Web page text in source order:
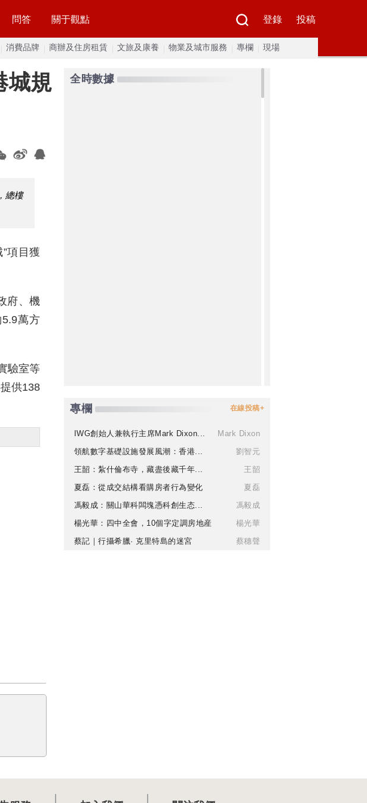
問答 關于觀點 登錄 投稿
消費品牌 商辦及住房租賃 文旅及康養 物業及城市服務 專欄 現場
城規
總樓
項目獲
府、機
萬方
驗室等
供138
全時數據
專欄 在線投稿+
IWG創始人兼執行主席Mark Dixon...
Mark Dixon
領航數字基礎設施發展風潮：香港...
劉智元
王韶：紮什倫布寺，藏盡後藏千年...
王韶
夏磊：從成交結構看購房者行為變化
夏磊
馮毅成：關山華科闆塊憑科創生态...
馮毅成
楊光華：四中全會，10個字定調房地産
楊光華
蔡記｜行攝希臘· 克里特島的迷宮
蔡穗聲